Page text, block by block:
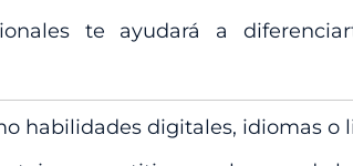
te ayudará a
habilidades digitales, idiomas o